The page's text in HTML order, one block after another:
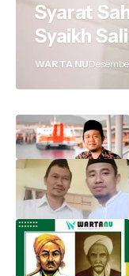
Syarat
Syaikh
WARTA NU